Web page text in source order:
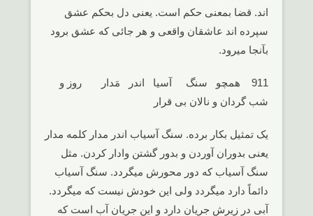
اند. قضا بمعنی حکم است. یعنی دل بحکم عشق
سپرده اند عاشقان واقعی و هر جائی که عشق برود
بآنجا میرود.
911 همچو سنگ آسیا اندر مَدار روز و
شب گردان و نالان بی قرار
یک تمثیل بکار برده. سنگ آسیاب اندر مدار کلمه مدار
یعنی بدوران آوردن و بدور گشتن وادار کردن. مثل
سنگ آسیاب که دور محورش میگردد. سنگ آسیاب
دائماً دارد میگردد ولی این خودش نیست که میگردد.
آبی در زیرش جریان دارد و این جریان آب است که